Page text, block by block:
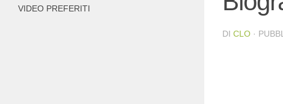
DI CLO ·
VIDEO PREFERITI